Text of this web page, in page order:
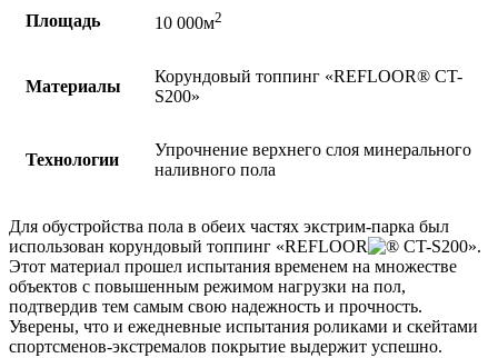
Площадь 10 000м2
Материалы
Корундовый топпинг «REFLOOR®️ CT-
S200»
Технологии
Упрочнение верхнего слоя минерального
наливного пола
Для обустройства пола в обеих частях экстрим-парка был
использован корундовый топпинг «REFLOOR
CT-S200».
Этот материал прошел испытания временем на множестве
объектов с повышенным режимом нагрузки на пол,
подтвердив тем самым свою надежность и прочность.
Уверены, что и ежедневные испытания роликами и скейтами
спортсменов-экстремалов покрытие выдержит успешно.